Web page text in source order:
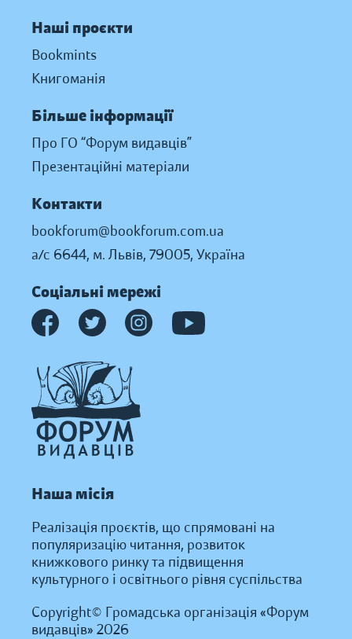
Наші проєкти
Bookmints
Книгоманія
Більше інформації
Про ГО “Форум видавців”
Презентаційні матеріали
Контакти
bookforum@bookforum.com.ua
а/с 6644, м. Львів, 79005, Україна
Соціальні мережі
Наша місія
Реалізація проєктів, що спрямовані на
популяризацію читання, розвиток
книжкового ринку та підвищення
культурного і освітнього рівня суспільства
Copyright© Громадська організація «Форум
видавців» 2026